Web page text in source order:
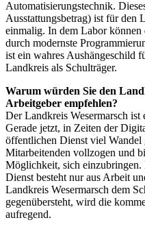
Automatisierungstechnik.
Ausstattungsbetrag) ist für den
einmalig. In dem Labor
durch modernste
ist ein wahres Aushängeschild
Landkreis als Schulträger.
Warum würden Sie den
Arbeitgeber empfehlen?
Der Landkreis Wesermarsch
Gerade jetzt, in Zeiten der
öffentlichen Dienst viel
Mitarbeitenden vollzogen und
Möglichkeit, sich
Dienst besteht nur aus Arbeit
Landkreis Wesermarsch dem
gegenübersteht, wird die
aufregend.